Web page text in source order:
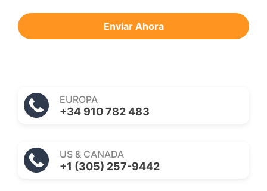
Enviar Ahora
EUROPA
+34 910 782 483
US & CANADA
+1 (305) 257-9442